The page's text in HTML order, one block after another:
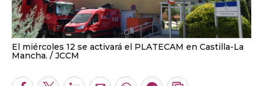
El miércoles 12 se activará el PLATECAM en Castilla-La
Mancha.
JCCM